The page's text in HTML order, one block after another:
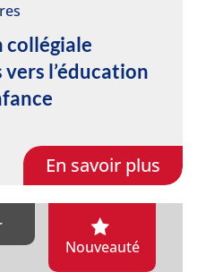
vers l’éducation
En savoir plus
Nouveauté